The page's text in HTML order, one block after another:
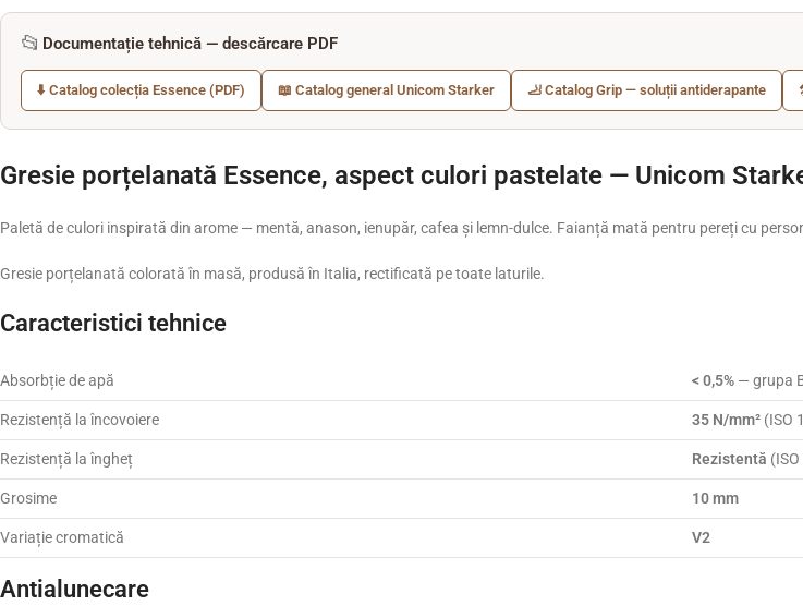
📂 Documentație tehnică — descărcare PDF
⬇️ Catalog colecția Essence (PDF) 📖 Catalog general Unicom Starker 🦶 Catalog Grip — soluții antiderapante
Gresie porțelanată Essence, aspect culori pastelate — Unicom
Paletă de culori inspirată din arome — mentă, anason, ienupăr, cafea și lemn-dulce. Faianță mată pentru pereți cu
Gresie porțelanată colorată în masă, produsă în Italia, rectificată pe toate laturile.
Caracteristici tehnice
Absorbție de apă < 0,5% — grupa
Rezistență la încovoiere 35 N/mm² (ISO
Rezistență la îngheț Rezistentă
Grosime 10 mm
Variație cromatică V2
Antialunecare